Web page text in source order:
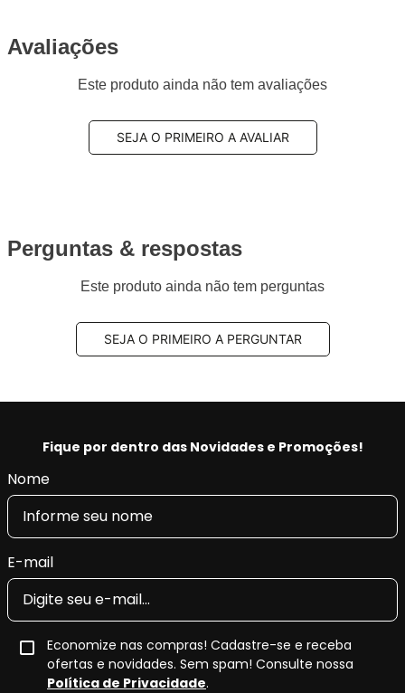
Avaliações
Este produto ainda não tem avaliações
SEJA O PRIMEIRO A AVALIAR
Perguntas & respostas
Este produto ainda não tem perguntas
SEJA O PRIMEIRO A PERGUNTAR
Fique por dentro das Novidades e Promoções!
Nome
E-mail
Economize nas compras! Cadastre-se e receba
ofertas e novidades. Sem spam! Consulte nossa
Política de Privacidade.